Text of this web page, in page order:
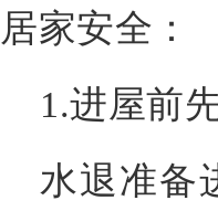
居家安全：
1.进屋前
水退准备